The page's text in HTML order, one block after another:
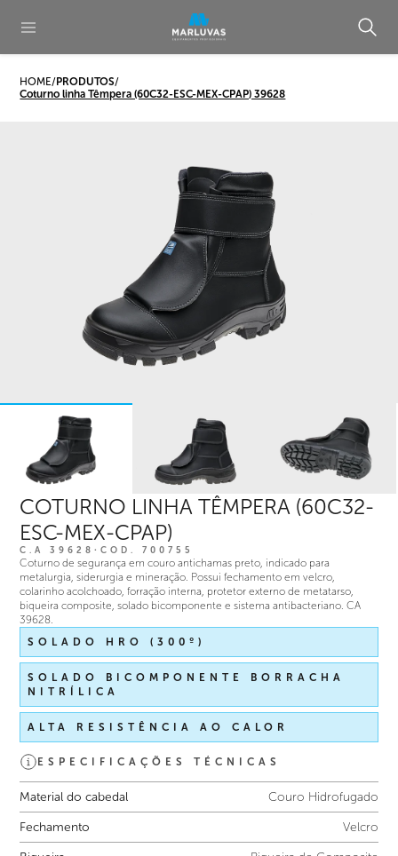
HOME/PRODUTOS/
Coturno linha Têmpera (60C32-ESC-MEX-CPAP) 39628
COTURNO LINHA TÊMPERA (60C32-
ESC-MEX-CPAP)
C.A 39628∙COD. 700755
Coturno de segurança em couro antichamas preto, indicado para
metalurgia, siderurgia e mineração. Possui fechamento em velcro,
colarinho acolchoado, forração interna, protetor externo de metatarso,
biqueira composite, solado bicomponente e sistema antibacteriano. CA
39628.
SOLADO HRO (300º)
SOLADO BICOMPONENTE BORRACHA
NITRÍLICA
ALTA RESISTÊNCIA AO CALOR
ESPECIFICAÇÕES TÉCNICAS
Material do cabedal
Couro Hidrofugado
Fechamento
Velcro